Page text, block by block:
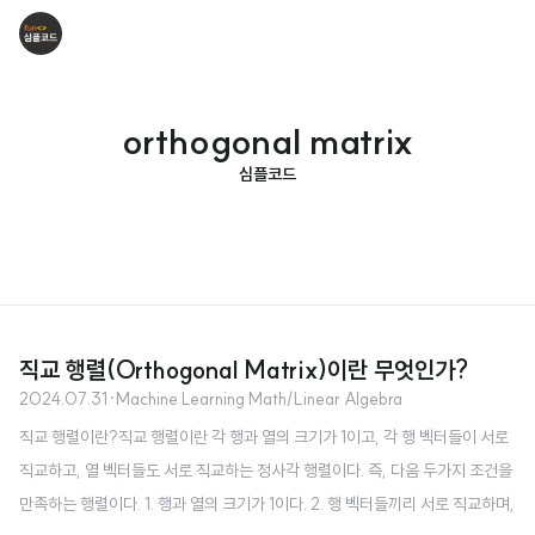
orthogonal matrix
심플코드
직교 행렬(Orthogonal Matrix)이란 무엇인가?
2024.07.31 ·Machine Learning Math/Linear Algebra
직교 행렬이란?직교 행렬이란 각 행과 열의 크기가 1이고, 각 행 벡터들이 서로
직교하고, 열 벡터들도 서로 직교하는 정사각 행렬이다. 즉, 다음 두가지 조건을
만족하는 행렬이다. 1. 행과 열의 크기가 1이다. 2. 행 벡터들끼리 서로 직교하며,